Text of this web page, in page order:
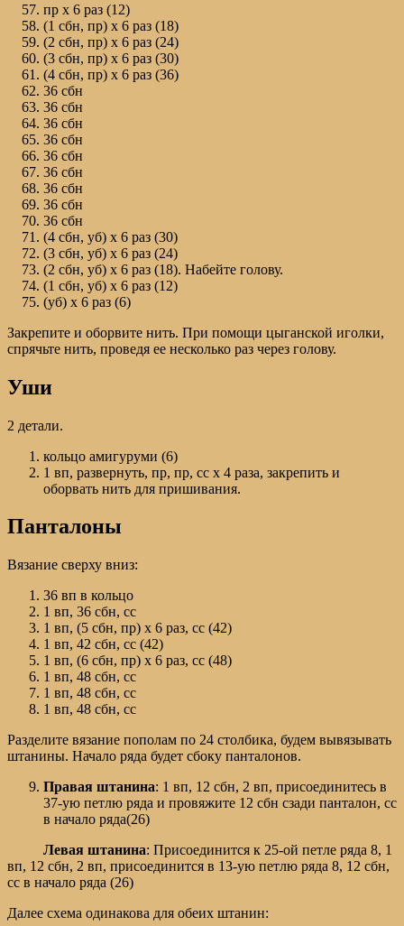
пр х 6 раз (12)
(1 сбн, пр) х 6 раз (18)
(2 сбн, пр) х 6 раз (24)
(3 сбн, пр) х 6 раз (30)
(4 сбн, пр) х 6 раз (36)
36 сбн
36 сбн
36 сбн
36 сбн
36 сбн
36 сбн
36 сбн
36 сбн
36 сбн
(4 сбн, уб) х 6 раз (30)
(3 сбн, уб) х 6 раз (24)
(2 сбн, уб) х 6 раз (18). Набейте голову.
(1 сбн, уб) х 6 раз (12)
(уб) х 6 раз (6)
Закрепите и оборвите нить. При помощи цыганской иголки,
спрячьте нить, проведя ее несколько раз через голову.
Уши
2 детали.
кольцо амигуруми (6)
1 вп, развернуть, пр, пр, сс х 4 раза, закрепить и
оборвать нить для пришивания.
Панталоны
Вязание сверху вниз:
36 вп в кольцо
1 вп, 36 сбн, сс
1 вп, (5 сбн, пр) х 6 раз, сс (42)
1 вп, 42 сбн, сс (42)
1 вп, (6 сбн, пр) х 6 раз, сс (48)
1 вп, 48 сбн, сс
1 вп, 48 сбн, сс
1 вп, 48 сбн, сс
Разделите вязание пополам по 24 столбика, будем вывязывать
штанины. Начало ряда будет сбоку панталонов.
Правая штанина: 1 вп, 12 сбн, 2 вп, присоединитесь в
37-ую петлю ряда и провяжите 12 сбн сзади панталон, сс
в начало ряда(26)
Левая штанина: Присоединится к 25-ой петле ряда 8, 1
вп, 12 сбн, 2 вп, присоединится в 13-ую петлю ряда 8, 12 сбн,
сс в начало ряда (26)
Далее схема одинакова для обеих штанин: